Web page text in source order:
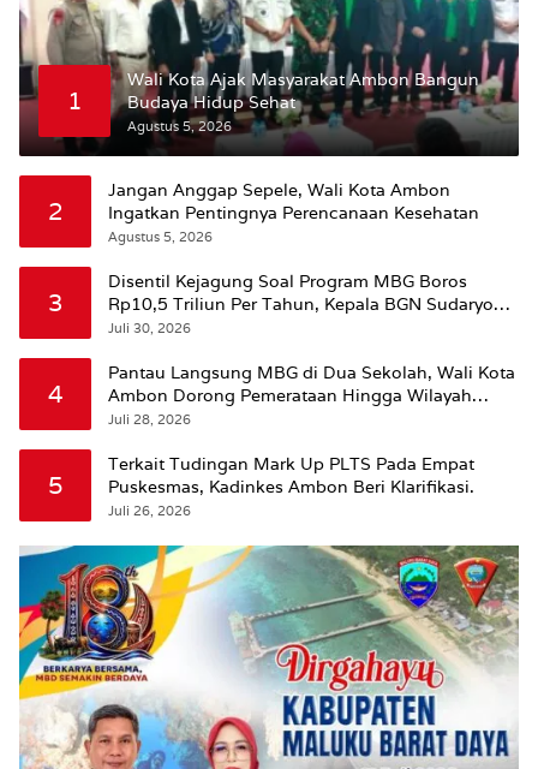
1
Wali Kota Ajak Masyarakat Ambon Bangun
Budaya Hidup Sehat
Agustus 5, 2026
2
Jangan Anggap Sepele, Wali Kota Ambon
Ingatkan Pentingnya Perencanaan Kesehatan
Agustus 5, 2026
3
Disentil Kejagung Soal Program MBG Boros
Rp10,5 Triliun Per Tahun, Kepala BGN Sudaryono
Beri Penjelasan
Juli 30, 2026
4
Pantau Langsung MBG di Dua Sekolah, Wali Kota
Ambon Dorong Pemerataan Hingga Wilayah
Leitimur Selatan
Juli 28, 2026
5
Terkait Tudingan Mark Up PLTS Pada Empat
Puskesmas, Kadinkes Ambon Beri Klarifikasi.
Juli 26, 2026